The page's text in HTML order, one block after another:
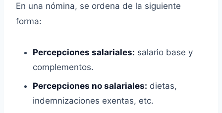
En una nómina, se ordena de la siguiente
forma:
Percepciones salariales: salario base y
complementos.
Percepciones no salariales: dietas,
indemnizaciones exentas, etc.